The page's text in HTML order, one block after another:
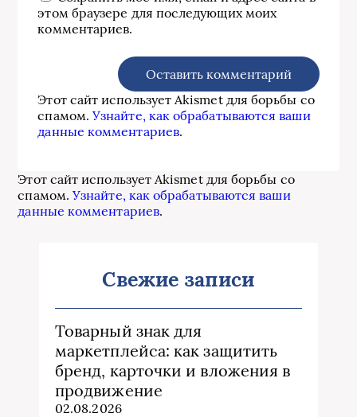
этом браузере для последующих моих
комментариев.
Этот сайт использует Akismet для борьбы со
спамом.Узнайте, как обрабатываются ваши
данные комментариев.
Этот сайт использует Akismet для борьбы со
спамом.Узнайте, как обрабатываются ваши
данные комментариев.
Свежие записи
Товарный знак для
маркетплейса: как защитить
бренд, карточки и вложения в
продвижение
02.08.2026